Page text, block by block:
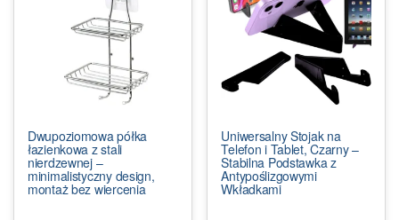
Dwupoziomowa półka
łazienkowa z stali
nierdzewnej –
minimalistyczny design,
montaż bez wiercenia
Uniwersalny Stojak na
Telefon i Tablet, Czarny –
Stabilna Podstawka z
Antypoślizgowymi
Wkładkami